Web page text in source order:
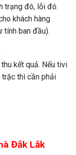
trạng đó, lỗi đó.
khách hàng
tính ban đầu).
kết quả. Nếu tivi
thì cần phải
Đắk Lắk